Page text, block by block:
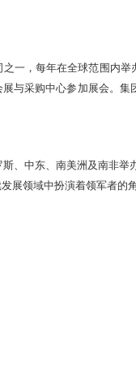
一，每年在全球范围内举
与采购中心参加展会。集
、中东、南美洲及南非
展领域中扮演着领军者的